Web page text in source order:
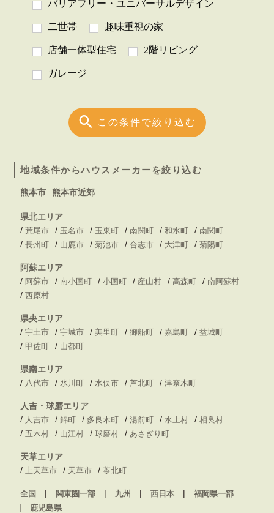
バリアフリー・ユニバーサルデザイン
二世帯 趣味重視の家
店舗一体型住宅 2階リビング
ガレージ
この条件で絞り込む
地域条件からハウスメーカーを絞り込む
熊本市 熊本市近郊
県北エリア
/ 荒尾市 / 玉名市 / 玉東町 / 南関町 / 和水町 / 南関町
/ 長州町 / 山鹿市 / 菊池市 / 合志市 / 大津町 / 菊陽町
阿蘇エリア
/ 阿蘇市 / 南小国町 / 小国町 / 産山村 / 高森町 / 南阿蘇村
/ 西原村
県央エリア
/ 宇土市 / 宇城市 / 美里町 / 御船町 / 嘉島町 / 益城町
/ 甲佐町 / 山都町
県南エリア
/ 八代市 / 氷川町 / 水俣市 / 芦北町 / 津奈木町
人吉・球磨エリア
/ 人吉市 / 錦町 / 多良木町 / 湯前町 / 水上村 / 相良村
/ 五木村 / 山江村 / 球磨村 / あさぎり町
天草エリア
/
上天草市 / 天草市 / 苓北町
全国 関東圏一部 九州 西日本
福岡県一部
鹿児島県